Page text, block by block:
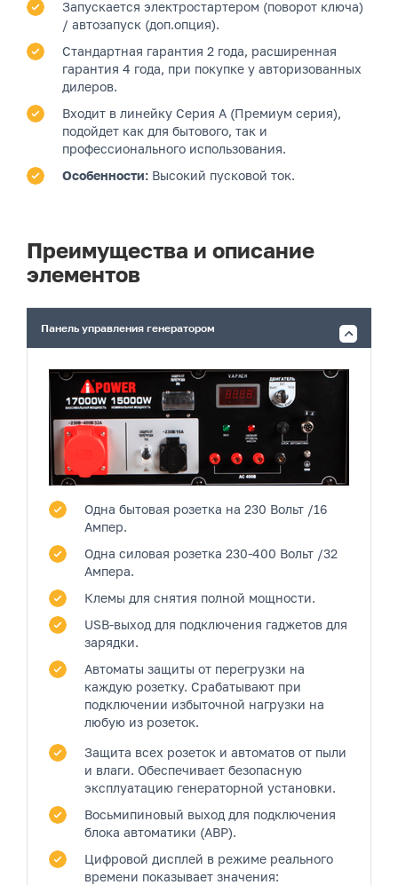
Запускается электростартером (поворот ключа)
/ автозапуск (доп.опция).
Стандартная гарантия 2 года, расширенная
гарантия 4 года, при покупке у авторизованных
дилеров.
Входит в линейку Серия A (Премиум серия),
подойдет как для бытового, так и
профессионального использования.
Особенности: Высокий пусковой ток.
Преимущества и описание
элементов
Панель управления генератором
Одна бытовая розетка на 230 Вольт /16
Ампер.
Одна силовая розетка 230-400 Вольт /32
Ампера.
Клемы для снятия полной мощности.
USB-выход для подключения гаджетов для
зарядки.
Автоматы защиты от перегрузки на
каждую розетку. Срабатывают при
подключении избыточной нагрузки на
любую из розеток.
Защита всех розеток и автоматов от пыли
и влаги. Обеспечивает безопасную
эксплуатацию генераторной установки.
Восьмипиновый выход для подключения
блока автоматики (АВР).
Цифровой дисплей в режиме реального
времени показывает значения: